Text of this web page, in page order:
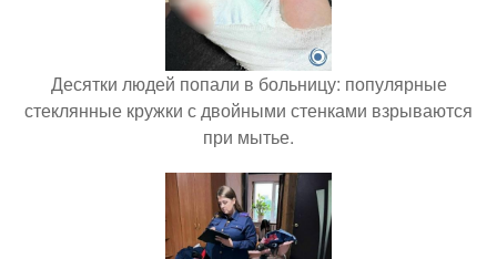
Десятки людей попали в больницу: популярные
стеклянные кружки с двойными стенками взрываются
при мытье.